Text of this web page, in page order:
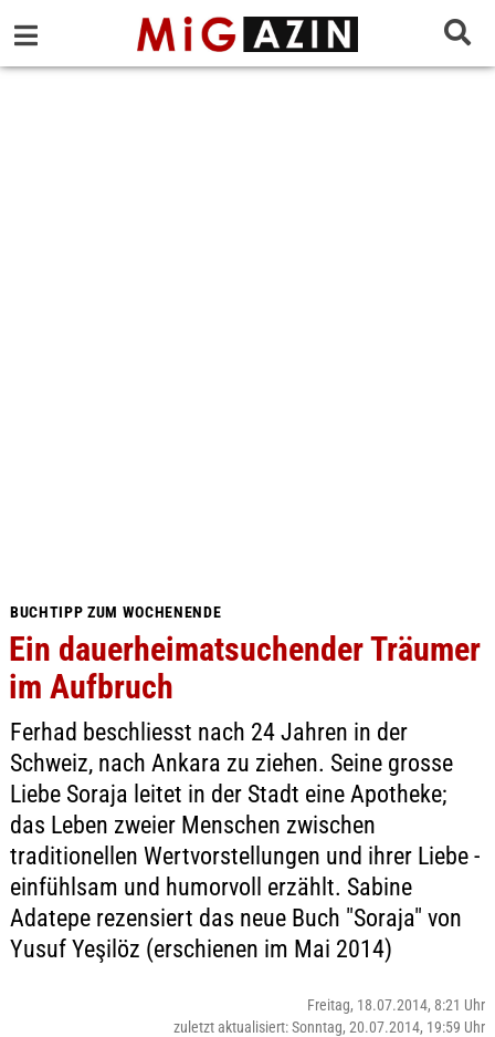
BUCHTIPP ZUM WOCHENENDE
Ein dauerheimatsuchender Träumer
im Aufbruch
Ferhad beschliesst nach 24 Jahren in der
Schweiz, nach Ankara zu ziehen. Seine grosse
Liebe Soraja leitet in der Stadt eine Apotheke;
das Leben zweier Menschen zwischen
traditionellen Wertvorstellungen und ihrer Liebe -
einfühlsam und humorvoll erzählt. Sabine
Adatepe rezensiert das neue Buch "Soraja" von
Yusuf Yeşilöz (erschienen im Mai 2014)
Freitag, 18.07.2014, 8:21 Uhr
zuletzt aktualisiert: Sonntag, 20.07.2014, 19:59 Uhr